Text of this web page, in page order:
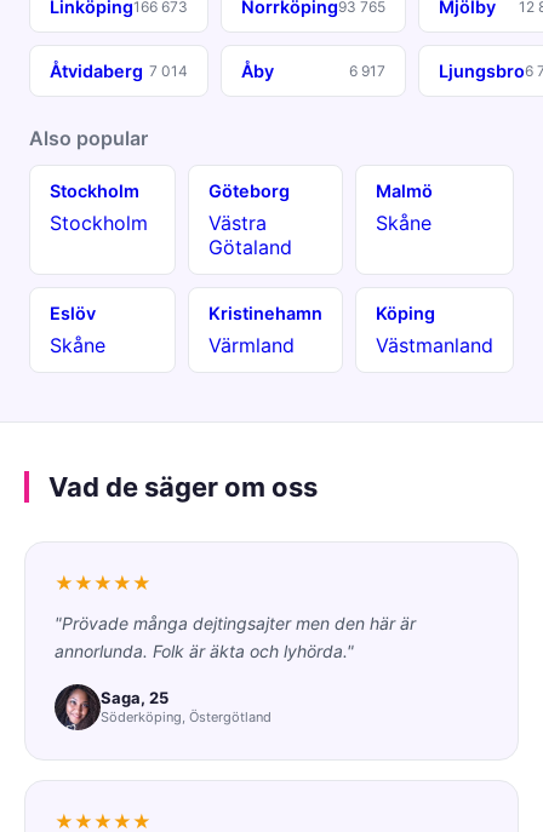
Linköping166 673 Norrköping93 765 Mjölby 12
Åtvidaberg 7 014 Åby 6 917 Ljungsbro6
Also popular
Stockholm
Stockholm
Göteborg
Västra
Götaland
Malmö
Skåne
Eslöv
Skåne
Kristinehamn
Värmland
Köping
Västmanland
Vad de säger om oss
★★★★★
"Prövade många dejtingsajter men den här är
annorlunda. Folk är äkta och lyhörda."
Saga, 25
Söderköping, Östergötland
★★★★★